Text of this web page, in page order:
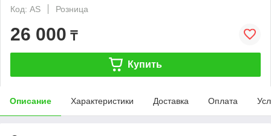
Код: AS
Розница
26 000 ₸
Купить
Описание Характеристики Доставка Оплата